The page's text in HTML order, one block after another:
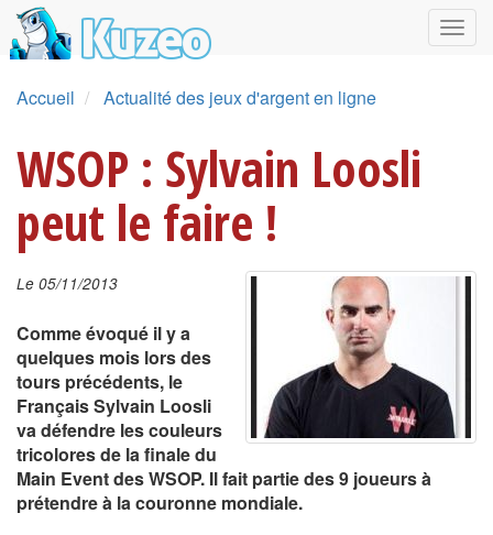
Accueil Actualité des jeux d'argent en ligne
WSOP : Sylvain Loosli
peut le faire !
Le 05/11/2013
Comme évoqué il y a
quelques mois lors des
tours précédents, le
Français Sylvain Loosli
va défendre les couleurs
tricolores de la finale du
Main Event des WSOP. Il fait partie des 9 joueurs à
prétendre à la couronne mondiale.